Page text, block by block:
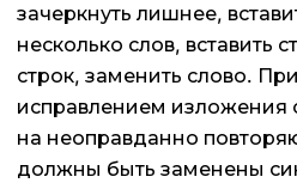
зачеркнуть лишнее,
несколько слов, вставить
строк, заменить слово.
исправлением
на неоправданно
должны быть заменены